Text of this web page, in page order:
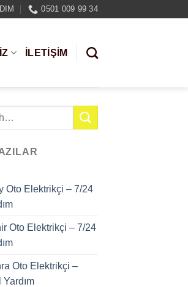
0501 009 99 34
İLETİŞİM
Oto Elektrikçi – 7/24
Oto Elektrikçi – 7/24
Oto Elektrikçi –